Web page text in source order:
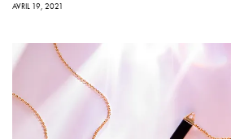
AVRIL 19, 2021